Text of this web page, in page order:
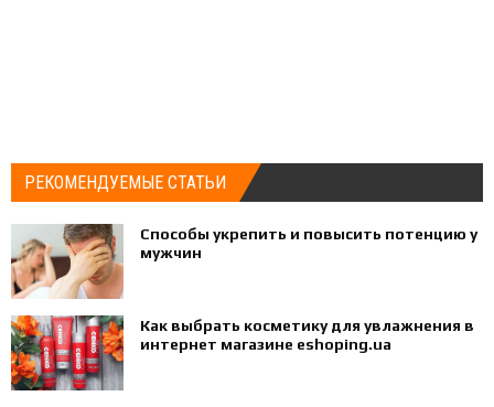
РЕКОМЕНДУЕМЫЕ СТАТЬИ
Способы укрепить и повысить потенцию у
мужчин
Как выбрать косметику для увлажнения в
интернет магазине eshoping.ua